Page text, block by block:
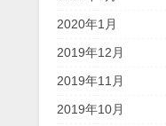
2020年1月
2019年12月
2019年11月
2019年10月